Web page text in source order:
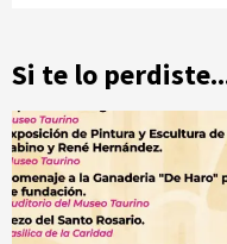
Si te lo